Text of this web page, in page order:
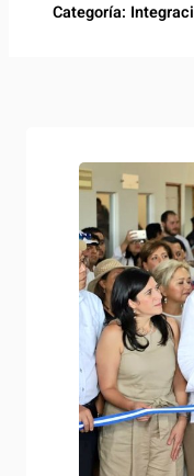
Categoría: